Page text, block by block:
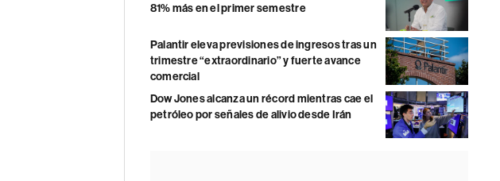
81% más en el primer semestre
Palantir eleva previsiones de ingresos tras un
trimestre “extraordinario” y fuerte avance
comercial
Dow Jones alcanza un récord mientras cae el
petróleo por señales de alivio desde Irán